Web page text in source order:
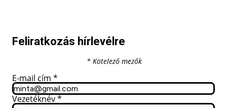
Feliratkozás hírlevélre
* Kötelező mezők
E-mail cím *
Vezetéknév*